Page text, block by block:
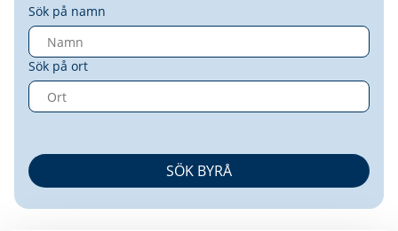
Sök på namn
Sök på ort